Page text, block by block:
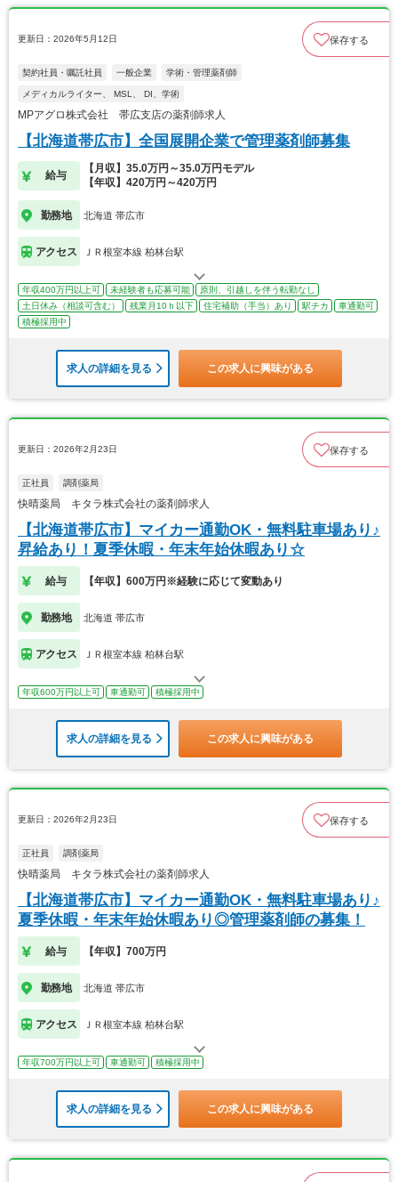
更新日：2026年5月12日 保存する
契約社員・嘱託社員 一般企業 学術・管理薬剤師
メディカルライター、 MSL、 DI、学術
MPアグロ株式会社 帯広支店の薬剤師求人
【北海道帯広市】全国展開企業で管理薬剤師募集
給与
【月収】35.0万円～35.0万円モデル
【年収】420万円～420万円
勤務地 北海道 帯広市
アクセス ＪＲ根室本線 柏林台駅
年収400万円以上可 未経験者も応募可能
原則、引越しを伴う転勤なし
土日休み（相談可含む）
残業月10ｈ以下 住宅補助（手当）あり 駅チカ
車通勤可
積極採用中
求人の詳細を見る この求人に興味がある
更新日：2026年2月23日 保存する
正社員 調剤薬局
快晴薬局 キタラ株式会社の薬剤師求人
【北海道帯広市】マイカー通勤OK・無料駐車場あり♪
昇給あり！夏季休暇・年末年始休暇あり☆
給与 【年収】600万円※経験に応じて変動あり
勤務地 北海道 帯広市
アクセス ＪＲ根室本線 柏林台駅
年収600万円以上可 車通勤可 積極採用中
求人の詳細を見る この求人に興味がある
更新日：2026年2月23日 保存する
正社員 調剤薬局
快晴薬局 キタラ株式会社の薬剤師求人
【北海道帯広市】マイカー通勤OK・無料駐車場あり♪
夏季休暇・年末年始休暇あり◎管理薬剤師の募集！
給与 【年収】700万円
勤務地 北海道 帯広市
アクセス ＪＲ根室本線 柏林台駅
年収700万円以上可 車通勤可 積極採用中
求人の詳細を見る この求人に興味がある